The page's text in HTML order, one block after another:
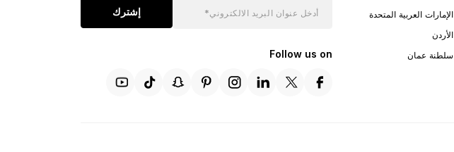
الإمارات العربية المتحدة
الأردن
سلطنة عمان
إشترك
Follow us on